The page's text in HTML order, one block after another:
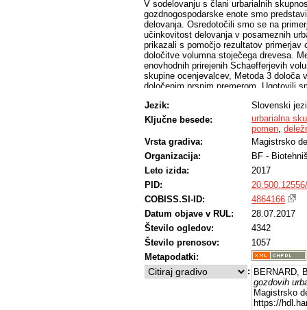
V sodelovanju s člani urbarialnih
gozdnogospodarske enote smo
delovanja. Osredotočili smo se na
učinkovitost delovanja v posameznih
prikazali s pomočjo rezultatov primerjav
določitve volumna stoječega drevesa.
enovhodnih prirejenih Schaefferjevih
skupine ocenjevalcev, Metoda 3 določa
določenim prsnim premerom. Ugotovili
deležnika, sledita Metoda 3 v urbarialni
Metoda 2 v urbarialni skupnosti Dolina
gospodarjenja smo podkrepili s
Kobilja in gozda urbarialne skupnosti
predstavili tudi socialni pomen
Jezik:
Slovenski
Ključne besede:
urbarialna
pomen,
Vrsta gradiva:
Magistrsko
Organizacija:
BF -
Leto izida:
2017
PID:
COBISS.SI-ID:
4864166
Datum objave v RUL:
28.07.2017
Število ogledov:
4342
Število prenosov:
1057
Metapodatki:
: BERNARD,
gozdovih
Magistrsko
https://